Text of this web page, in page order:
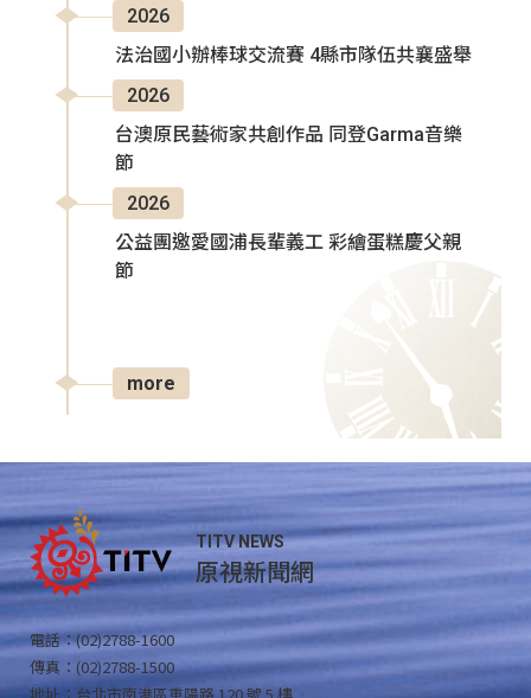
2026
法治國小辦棒球交流賽 4縣市隊伍共襄盛舉
2026
台澳原民藝術家共創作品 同登Garma音樂
節
2026
公益團邀愛國浦長輩義工 彩繪蛋糕慶父親
節
more
TITV NEWS
原視新聞網
電話：(02)2788-1600
傳真：(02)2788-1500